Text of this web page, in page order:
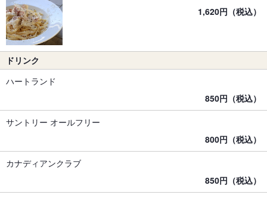
1,620円（税込）
ドリンク
ハートランド
850円（税込）
サントリー オールフリー
800円（税込）
カナディアンクラブ
850円（税込）